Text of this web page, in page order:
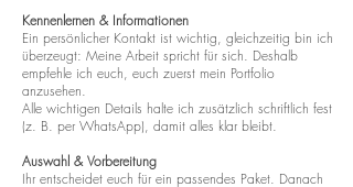
Kennenlernen & Informationen
Ein persönlicher Kontakt ist wichtig, gleichzeitig bin ich
überzeugt: Meine Arbeit spricht für sich. Deshalb
empfehle ich euch, euch zuerst mein Portfolio
anzusehen.
Alle wichtigen Details halte ich zusätzlich schriftlich fest
(z. B. per WhatsApp), damit alles klar bleibt.
Auswahl & Vorbereitung
Ihr entscheidet euch für ein passendes Paket. Danach